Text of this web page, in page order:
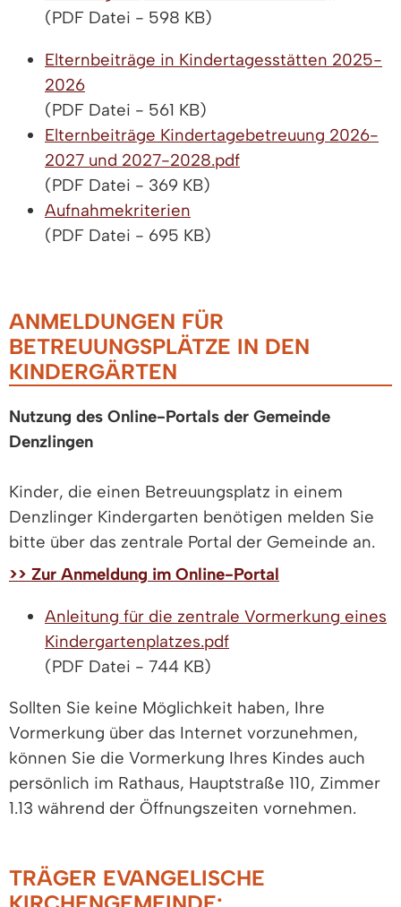
(PDF Datei - 598 KB)
Elternbeiträge in Kindertagesstätten 2025-
2026
(PDF Datei - 561 KB)
Elternbeiträge Kindertagebetreuung 2026-
2027 und 2027-2028.pdf
(PDF Datei - 369 KB)
Aufnahmekriterien
(PDF Datei - 695 KB)
ANMELDUNGEN FÜR
BETREUUNGSPLÄTZE IN DEN
KINDERGÄRTEN
Nutzung des Online-Portals der Gemeinde
Denzlingen
Kinder, die einen Betreuungsplatz in einem
Denzlinger Kindergarten benötigen melden Sie
bitte über das zentrale Portal der Gemeinde an.
>> Zur Anmeldung im Online-Portal
Anleitung für die zentrale Vormerkung eines
Kindergartenplatzes.pdf
(PDF Datei - 744 KB)
Sollten Sie keine Möglichkeit haben, Ihre
Vormerkung über das Internet vorzunehmen,
können Sie die Vormerkung Ihres Kindes auch
persönlich im Rathaus, Hauptstraße 110, Zimmer
1.13 während der Öffnungszeiten vornehmen.
TRÄGER EVANGELISCHE